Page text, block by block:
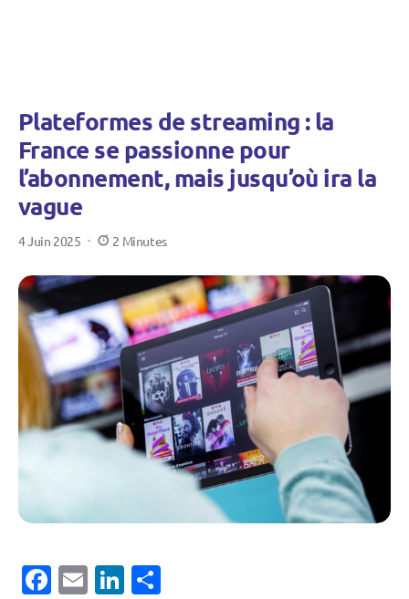
Plateformes de streaming : la
France se passionne pour
l’abonnement, mais jusqu’où ira la
vague
4 Juin 2025 2 Minutes
Facebook
EmailLinkedIn